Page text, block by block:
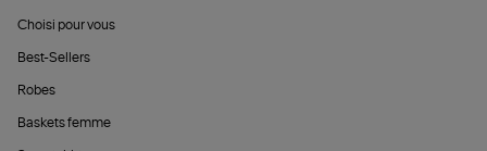
Choisi pour vous
Best-Sellers
Robes
Baskets femme